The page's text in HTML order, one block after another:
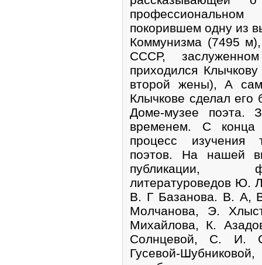
покорившем одну из
Коммунизма (7495
СССР,
приходился
второй жены), А
Клычкове сделал его
Доме-музее поэта.
временем. С конца
процесс изучения
поэтов. На нашей
публикации,
литературоведов Ю.
В. Г Базанова. В. А,
Молчанова, Э.
Михайлова, К.
Солнцевой, С. И.
Гусевой-